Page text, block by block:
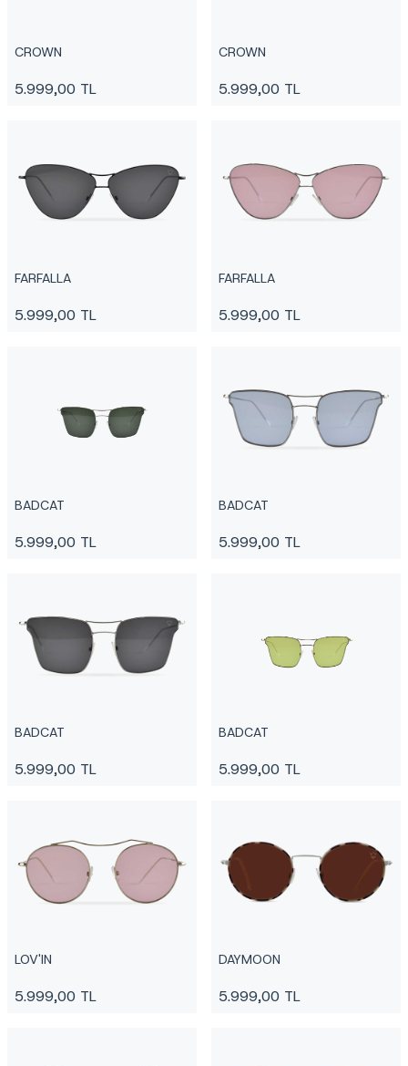
CROWN
5.999,00 TL
CROWN
5.999,00 TL
FARFALLA
5.999,00 TL
FARFALLA
5.999,00 TL
BADCAT
5.999,00 TL
BADCAT
5.999,00 TL
BADCAT
5.999,00 TL
BADCAT
5.999,00 TL
LOV'IN
5.999,00 TL
DAYMOON
5.999,00 TL